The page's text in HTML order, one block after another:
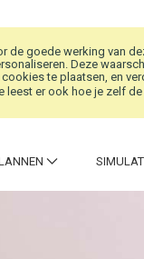
de goede werking van
Deze
te plaatsen, en
leest er ook hoe je zelf